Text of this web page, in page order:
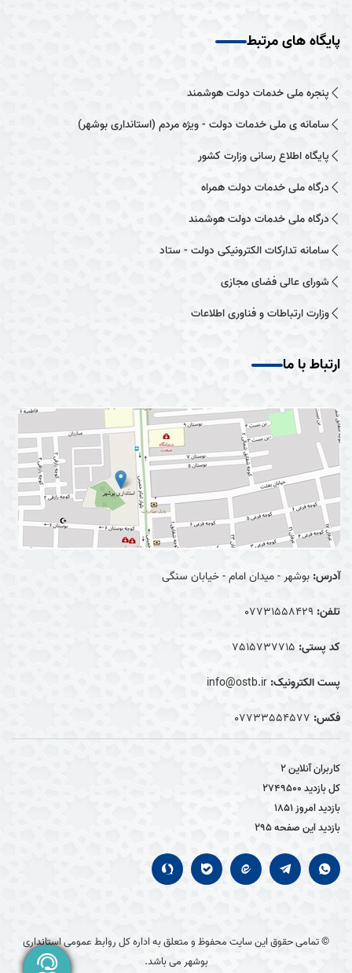
پایگاه های مرتبط
پنجره ملی خدمات دولت هوشمند
سامانه ی ملی خدمات دولت - ویژه مردم (استانداری بوشهر)
پایگاه اطلاع رسانی وزارت کشور
درگاه ملی خدمات دولت همراه
درگاه ملی خدمات دولت هوشمند
سامانه تدارکات الکترونیکی دولت - ستاد
شورای عالی فضای مجازی
وزارت ارتباطات و فناوری اطلاعات
ارتباط با ما
آدرس: بوشهر - میدان امام - خیابان سنگی
تلفن: 07731558429
کد پستی: 7515737715
پست الکترونیک: info@ostb.ir
فکس: 07733554577
کاربران آنلاین2
کل بازدید2749500
بازدید امروز1851
بازدید این صفحه295
© تمامی حقوق این سایت محفوظ و متعلق به اداره کل روابط عمومی استانداری
بوشهر می باشد.